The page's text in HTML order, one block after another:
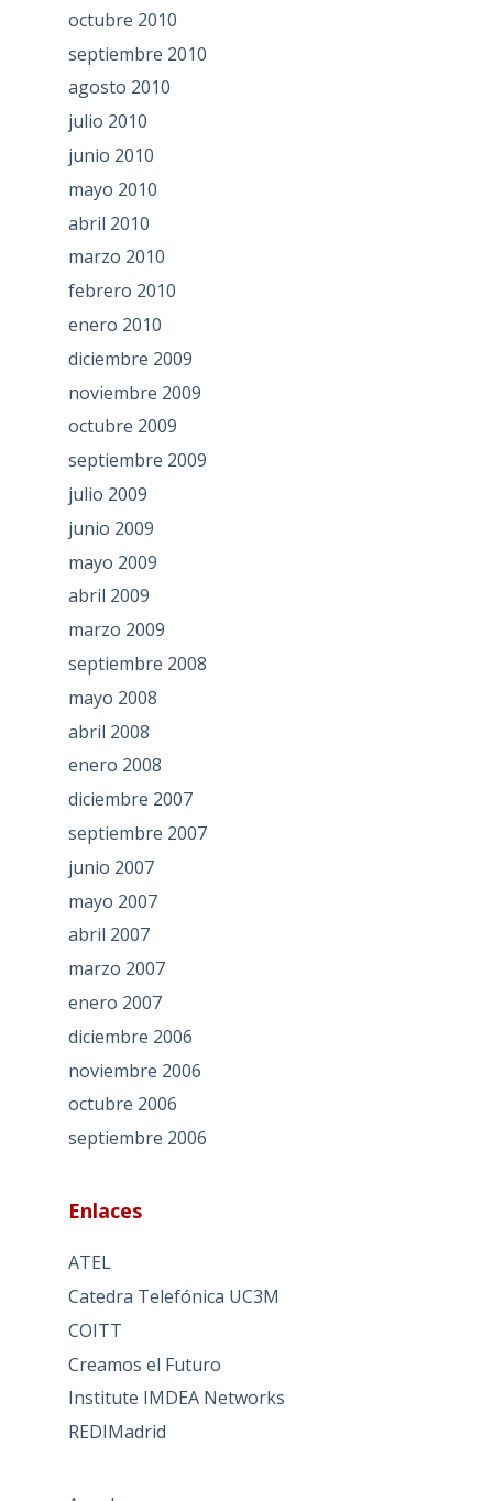
octubre 2010
septiembre 2010
agosto 2010
julio 2010
junio 2010
mayo 2010
abril 2010
marzo 2010
febrero 2010
enero 2010
diciembre 2009
noviembre 2009
octubre 2009
septiembre 2009
julio 2009
junio 2009
mayo 2009
abril 2009
marzo 2009
septiembre 2008
mayo 2008
abril 2008
enero 2008
diciembre 2007
septiembre 2007
junio 2007
mayo 2007
abril 2007
marzo 2007
enero 2007
diciembre 2006
noviembre 2006
octubre 2006
septiembre 2006
Enlaces
ATEL
Catedra Telefónica UC3M
COITT
Creamos el Futuro
Institute IMDEA Networks
REDIMadrid